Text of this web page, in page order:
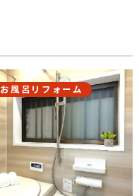
お風呂リフォーム